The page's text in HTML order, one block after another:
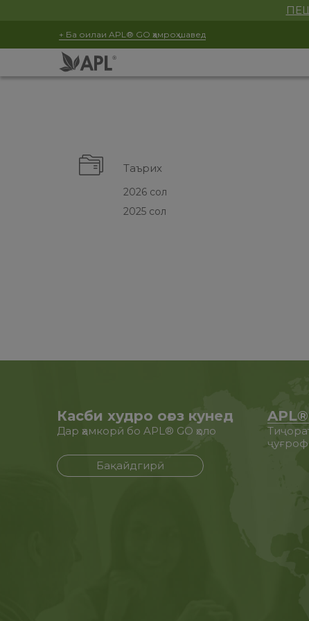
+ Ба оилаи APL® GO ҳамроҳ шавед
Таърих
2026 сол
2025 сол
Касби худро оғоз кунед
Дар ҳамкорӣ бо APL® GO ҳоло
Бақайдгирӣ